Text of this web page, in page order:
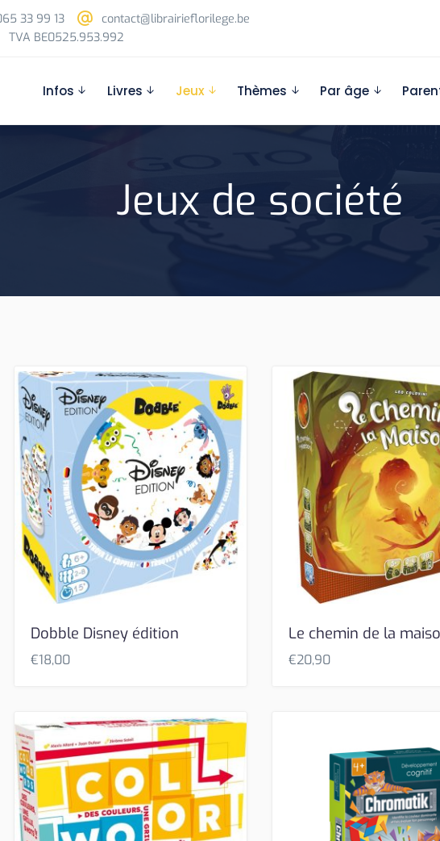
33 99 13
contact@librairieflorilege.be
TVA BE0525.953.992
Infos Livres Jeux Thèmes Par âge
Jeux de société
Dobble Disney édition
€18,00
Le chemin de la
€20,90